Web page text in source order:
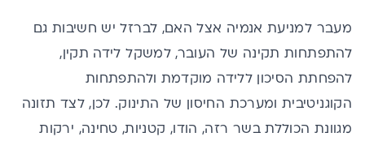
מעבר למניעת אנמיה אצל האם, לברזל יש חשיבות גם
להתפתחות תקינה של העובר, למשקל לידה תקין,
להפחתת הסיכון ללידה מוקדמת ולהתפתחות
הקוגניטיבית ומערכת החיסון של התינוק. לכן, לצד תזונה
מגוונת הכוללת בשר רזה, הודו, קטניות, טחינה, ירקות